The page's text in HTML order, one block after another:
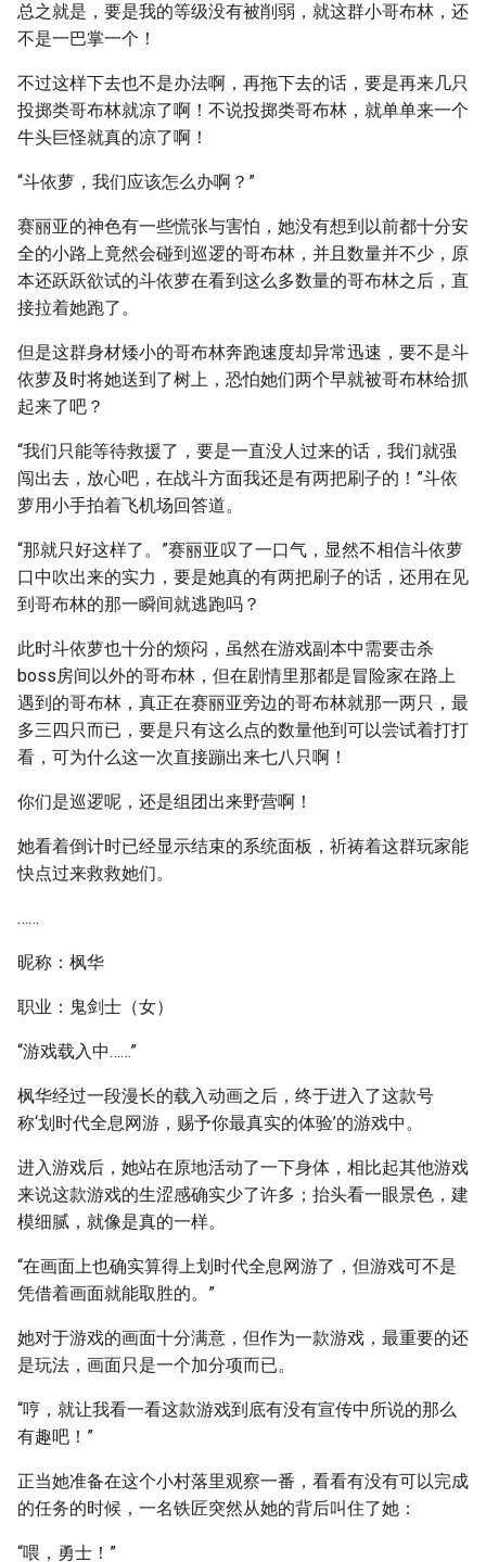
总之就是，要是我的等级没有被削弱，就这群小哥布林，还
不是一巴掌一个！
不过这样下去也不是办法啊，再拖下去的话，要是再来几只
投掷类哥布林就凉了啊！不说投掷类哥布林，就单单来一个
牛头巨怪就真的凉了啊！
“斗依萝，我们应该怎么办啊？”
赛丽亚的神色有一些慌张与害怕，她没有想到以前都十分安
全的小路上竟然会碰到巡逻的哥布林，并且数量并不少，原
本还跃跃欲试的斗依萝在看到这么多数量的哥布林之后，直
接拉着她跑了。
但是这群身材矮小的哥布林奔跑速度却异常迅速，要不是斗
依萝及时将她送到了树上，恐怕她们两个早就被哥布林给抓
起来了吧？
“我们只能等待救援了，要是一直没人过来的话，我们就强
闯出去，放心吧，在战斗方面我还是有两把刷子的！”斗依
萝用小手拍着飞机场回答道。
“那就只好这样了。”赛丽亚叹了一口气，显然不相信斗依萝
口中吹出来的实力，要是她真的有两把刷子的话，还用在见
到哥布林的那一瞬间就逃跑吗？
此时斗依萝也十分的烦闷，虽然在游戏副本中需要击杀
boss房间以外的哥布林，但在剧情里那都是冒险家在路上
遇到的哥布林，真正在赛丽亚旁边的哥布林就那一两只，最
多三四只而已，要是只有这么点的数量他到可以尝试着打打
看，可为什么这一次直接蹦出来七八只啊！
你们是巡逻呢，还是组团出来野营啊！
她看着倒计时已经显示结束的系统面板，祈祷着这群玩家能
快点过来救救她们。
……
昵称：枫华
职业：鬼剑士（女）
“游戏载入中……”
枫华经过一段漫长的载入动画之后，终于进入了这款号
称‘划时代全息网游，赐予你最真实的体验’的游戏中。
进入游戏后，她站在原地活动了一下身体，相比起其他游戏
来说这款游戏的生涩感确实少了许多；抬头看一眼景色，建
模细腻，就像是真的一样。
“在画面上也确实算得上划时代全息网游了，但游戏可不是
凭借着画面就能取胜的。”
她对于游戏的画面十分满意，但作为一款游戏，最重要的还
是玩法，画面只是一个加分项而已。
“哼，就让我看一看这款游戏到底有没有宣传中所说的那么
有趣吧！”
正当她准备在这个小村落里观察一番，看看有没有可以完成
的任务的时候，一名铁匠突然从她的背后叫住了她：
“喂，勇士！”